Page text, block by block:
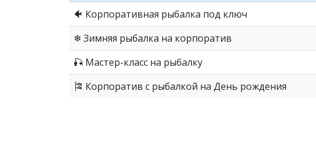
🐠 Корпоративная рыбалка под ключ
❄ Зимняя рыбалка на корпоратив
🎣 Мастер-класс на рыбалку
🎏 Корпоратив с рыбалкой на День рождения